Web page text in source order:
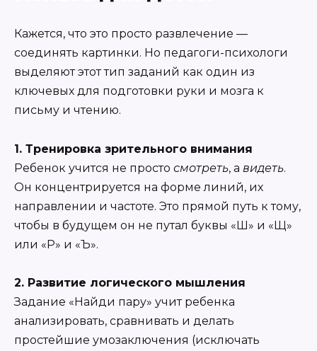
Кажется, что это просто развлечение —
соединять картинки. Но педагоги-психологи
выделяют этот тип заданий как один из
ключевых для подготовки руки и мозга к
письму и чтению.
1. Тренировка зрительного внимания
Ребенок учится не просто смотреть, а видеть.
Он концентрируется на форме линий, их
направлении и частоте. Это прямой путь к тому,
чтобы в будущем он не путал буквы «Ш» и «Щ»
или «Р» и «Ъ».
2. Развитие логического мышления
Задание «Найди пару» учит ребенка
анализировать, сравнивать и делать
простейшие умозаключения (исключать